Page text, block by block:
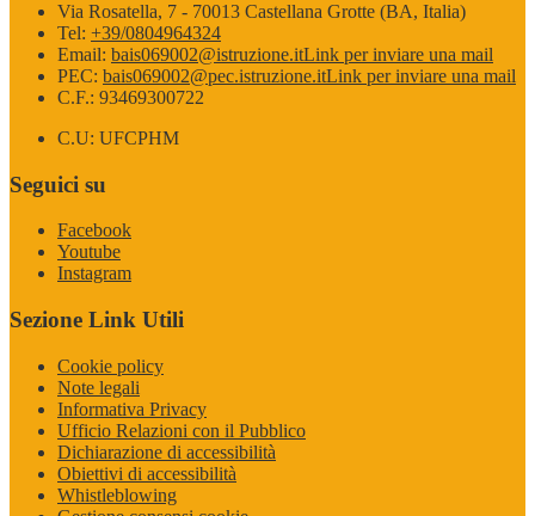
Via Rosatella, 7 - 70013 Castellana Grotte (BA, Italia)
Tel: +39/0804964324
Email: bais069002@istruzione.itLink per inviare una mail
PEC: bais069002@pec.istruzione.itLink per inviare una mail
C.F.: 93469300722
C.U: UFCPHM
Seguici su
Facebook
Youtube
Instagram
Sezione Link Utili
Cookie policy
Note legali
Informativa Privacy
Ufficio Relazioni con il Pubblico
Dichiarazione di accessibilità
Obiettivi di accessibilità
Whistleblowing